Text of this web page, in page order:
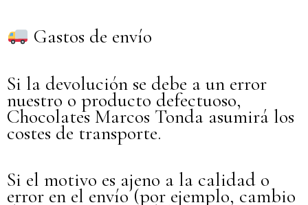
Gastos de envío
Si la devolución se debe a un error
nuestro o producto defectuoso,
Chocolates Marcos Tonda asumirá los
costes de transporte.
Si el motivo es ajeno a la calidad o
error en el envío (por ejemplo, cambio